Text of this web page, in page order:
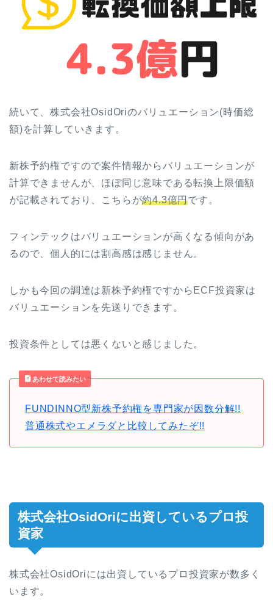
続いて、株式会社OsidOriのバリュエーション(時価総
額)を計算していきます。
新株予約権ですので案件情報からバリュエーションが
計算できませんが、ほぼ同じ意味である転換上限価額
が記載されており、こちらが約4.3億円です。
フィンテックはバリュエーションが高くなる傾向があ
るので、個人的には割高感は感じません。
しかも今回の調達は新株予約権ですからECF投資家は
バリュエーションを先送りできます。
投資条件としては悪くないと感じました。
あわせて読みたい
FUNDINNO型新株予約権を専門家が因数分解!!
普通株式やエメラダと比較してみたぞ!!
株式会社OsidOriに出資しているプロ投
資家
株式会社OsidOriには出資しているプロ投資家が数多く
います。